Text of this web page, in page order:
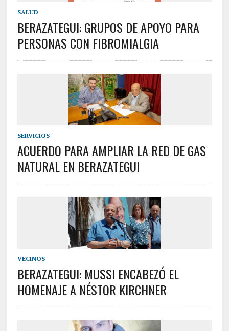
SALUD
BERAZATEGUI: GRUPOS DE APOYO PARA
PERSONAS CON FIBROMIALGIA
SERVICIOS
ACUERDO PARA AMPLIAR LA RED DE GAS
NATURAL EN BERAZATEGUI
VECINOS
BERAZATEGUI: MUSSI ENCABEZÓ EL
HOMENAJE A NÉSTOR KIRCHNER